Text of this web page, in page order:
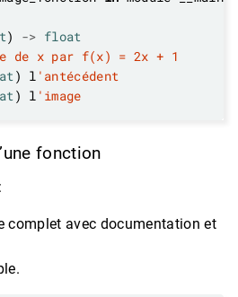
) -> float
de x par f(x) = 2x + 1
) l 'antécédent
) l 'image
fonction
complet avec documentation et